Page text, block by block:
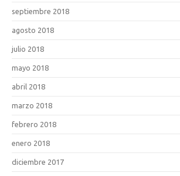
septiembre 2018
agosto 2018
julio 2018
mayo 2018
abril 2018
marzo 2018
febrero 2018
enero 2018
diciembre 2017